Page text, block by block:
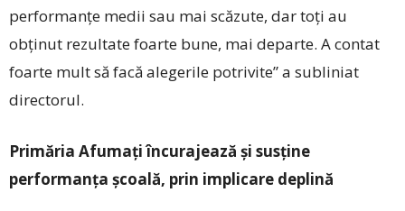
performanțe medii sau mai scăzute, dar toți au
obținut rezultate foarte bune, mai departe. A contat
foarte mult să facă alegerile potrivite” a subliniat
directorul.
Primăria Afumați încurajează și susține
performanța școală, prin implicare deplină